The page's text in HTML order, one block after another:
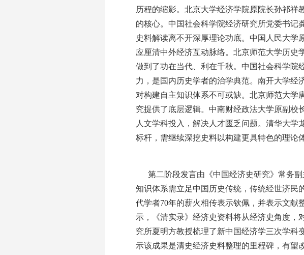
历程的缩影。北京大学经济学院原院长孙祁祥
的核心。中国社会科学院经济研究所党委书记
史料解读离不开深厚理论功底。中国人民大学
应厘清中外经济互动脉络。北京师范大学历史
做到了功在当代、利在千秋。中国社会科学院
力，是国内历史学者的治学典范。南开大学经
对构建自主知识体系不可或缺。北京师范大学
究提供了底层逻辑。中南财经政法大学原副校
人文学科投入，解决人才匮乏问题。清华大
标杆，需继续深挖史料以构建更具特色的理论
第二阶段发言由《中国经济史研究》常务
知识体系需立足中国历史传统，传统经世济民
代学者70年的薪火相传表示钦佩，并表示文
示，《清实录》经济史资料将从经济史角度，
究所夏明方教授梳理了新中国经济学三次学科
示该成果是清史经济史料整理的里程碑，有望